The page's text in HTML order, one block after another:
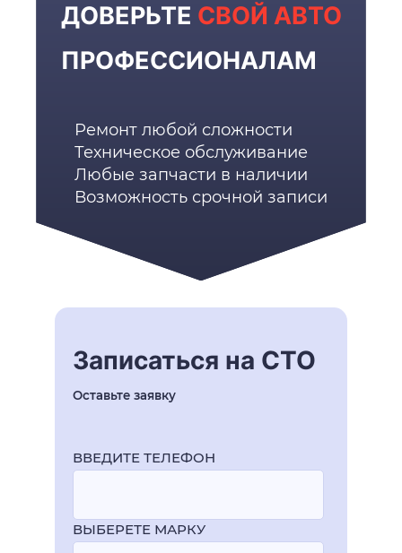
ДОВЕРЬТЕ СВОЙ АВТО
ПРОФЕССИОНАЛАМ
Ремонт любой сложности
Техническое обслуживание
Любые запчасти в наличии
Возможность срочной записи
Записаться на СТО
Оставьте заявку
ВВЕДИТЕ ТЕЛЕФОН
ВЫБЕРЕТЕ МАРКУ